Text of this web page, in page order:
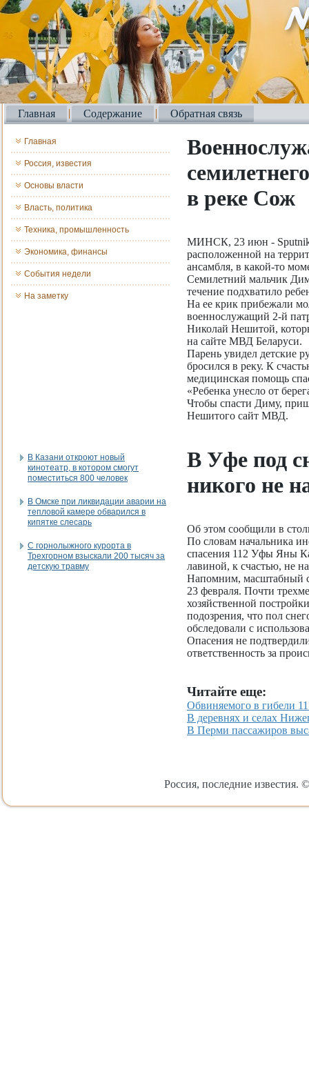
Главная Содержание Обратная связь
Главная
Россия, известия
Основы власти
Власть, политика
Техника, промышленность
Экономика, финансы
События недели
На заметку
В Казани откроют новый
кинотеатр, в котором смогут
поместиться 800 человек
В Омске при ликвидации аварии на
тепловой камере обварился в
кипятке слесарь
С горнолыжного курорта в
Трехгорном взыскали 200 тысяч за
детскую травму
в реке Сож
МИНСК, 23 июн - Sputnik.
расположенной на
ансамбля, в какой-то
Семилетний мальчик
течение подхватило
На ее крик прибежали
военнослужащий 2-й
Николай Нешитой,
на сайте МВД Беларуси.
Парень увидел детские
бросился в реку. К
медицинская помощь
«Ребенка унесло от
Чтобы спасти Диму,
Нешитого сайт МВД.
В Уфе под
никого не
Об этом сообщили в
По словам начальника
спасения 112 Уфы Яны
лавиной, к счастью, не
Напомним, масштабный
23 февраля. Почти
хозяйственной
подозрения, что пол
обследовали с
Опасения не
ответственность за
Читайте еще:
Обвиняемого в гибели
В деревнях и селах
В Перми пассажиров
Россия, последние известия.